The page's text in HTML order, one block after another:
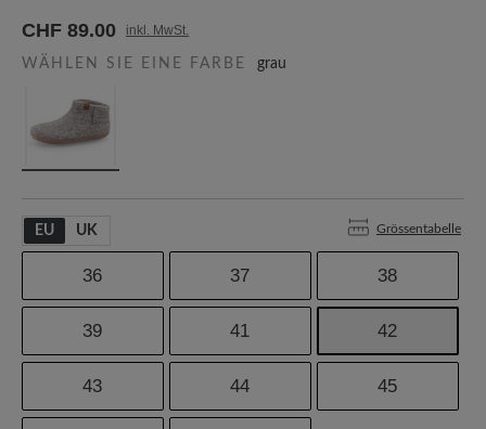
CHF 89.00 inkl. MwSt.
WÄHLEN SIE EINE FARBE grau
EU UK Grössentabelle
36 37 38
39 41 42
43 44 45